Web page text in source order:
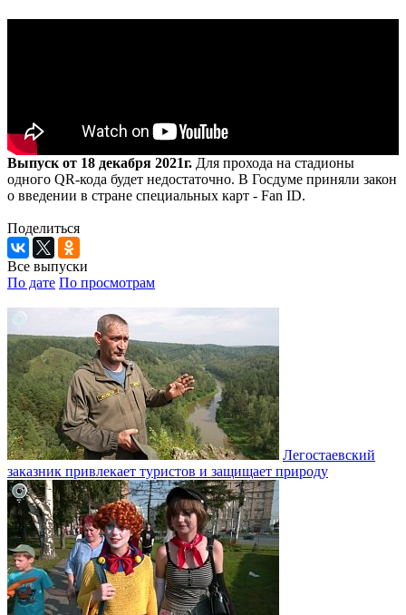
Выпуск от 18 декабря 2021г. Для прохода на стадионы
одного QR-кода будет недостаточно. В Госдуме приняли закон
о введении в стране специальных карт - Fan ID.
Поделиться
Все выпуски
По дате По просмотрам
Легостаевский
заказник привлекает туристов и защищает природу